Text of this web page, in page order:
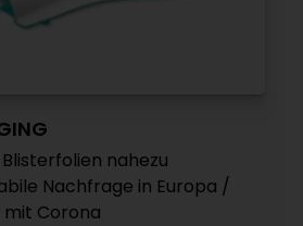
nahezu
Nachfrage in Europa /
Corona